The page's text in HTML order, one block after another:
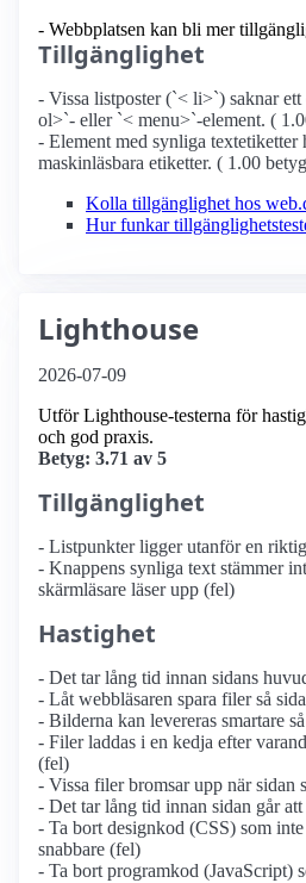
- Webbplatsen kan bli mer
Tillgänglighet
- Vissa listposter (`< li>`) saknar
ol>`- eller `< menu>`-element. (
- Element med synliga textetiketter
maskinläsbara etiketter. ( 1.00
Kolla tillgänglighet hos
Hur funkar
Lighthouse
2026-07-09
Utför Lighthouse-testerna för
och god praxis.
Betyg: 3.71 av 5
Tillgänglighet
- Listpunkter ligger utanför en
- Knappens synliga text stämmer
skärmläsare läser upp (fel)
Hastighet
- Det tar lång tid innan sidans
- Låt webbläsaren spara filer så
- Bilderna kan levereras smartare
- Filer laddas i en kedja efter
(fel)
- Vissa filer bromsar upp när sidan
- Det tar lång tid innan sidan går
- Ta bort designkod (CSS) som
snabbare (fel)
- Ta bort programkod (JavaScript)